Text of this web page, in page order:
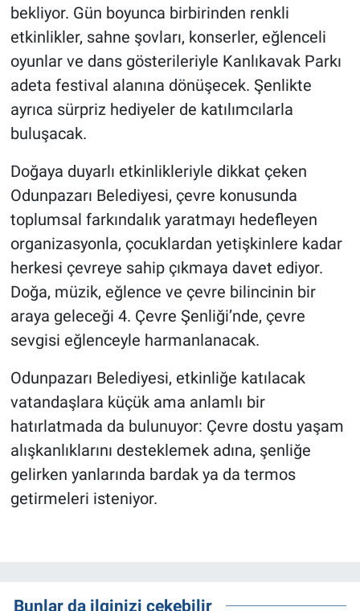
bekliyor. Gün boyunca birbirinden renkli
etkinlikler, sahne şovları, konserler, eğlenceli
oyunlar ve dans gösterileriyle Kanlıkavak Parkı
adeta festival alanına dönüşecek. Şenlikte
ayrıca sürpriz hediyeler de katılımcılarla
buluşacak.
Doğaya duyarlı etkinlikleriyle dikkat çeken
Odunpazarı Belediyesi, çevre konusunda
toplumsal farkındalık yaratmayı hedefleyen
organizasyonla, çocuklardan yetişkinlere kadar
herkesi çevreye sahip çıkmaya davet ediyor.
Doğa, müzik, eğlence ve çevre bilincinin bir
araya geleceği 4. Çevre Şenliği’nde, çevre
sevgisi eğlenceyle harmanlanacak.
Odunpazarı Belediyesi, etkinliğe katılacak
vatandaşlara küçük ama anlamlı bir
hatırlatmada da bulunuyor: Çevre dostu yaşam
alışkanlıklarını desteklemek adına, şenliğe
gelirken yanlarında bardak ya da termos
getirmeleri isteniyor.
Bunlar da ilginizi çekebilir